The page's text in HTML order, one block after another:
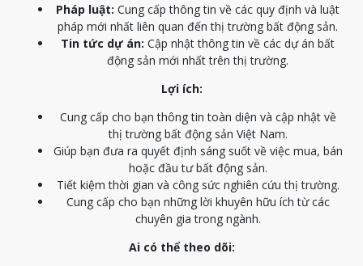
Pháp luật: Cung cấp thông tin về các quy định và luật
pháp mới nhất liên quan đến thị trường bất động sản.
Tin tức dự án: Cập nhật thông tin về các dự án bất
động sản mới nhất trên thị trường.
Lợi ích:
Cung cấp cho bạn thông tin toàn diện và cập nhật về
thị trường bất động sản Việt Nam.
Giúp bạn đưa ra quyết định sáng suốt về việc mua, bán
hoặc đầu tư bất động sản.
Tiết kiệm thời gian và công sức nghiên cứu thị trường.
Cung cấp cho bạn những lời khuyên hữu ích từ các
chuyên gia trong ngành.
Ai có thể theo dõi: